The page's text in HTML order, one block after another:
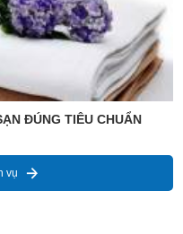
ĐÚNG TIÊU CHUẨN
vụ